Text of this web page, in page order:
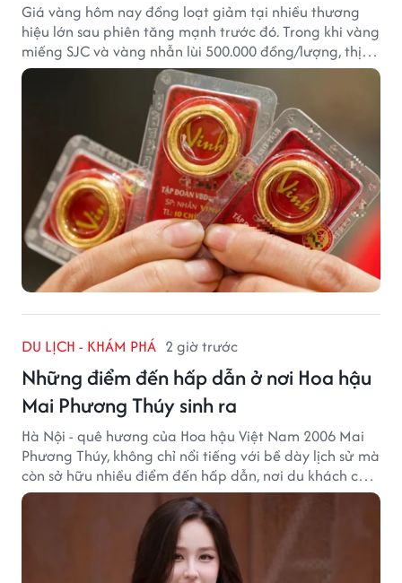
Giá vàng hôm nay đồng loạt giảm tại nhiều thương
hiệu lớn sau phiên tăng mạnh trước đó. Trong khi vàng
miếng SJC và vàng nhẫn lùi 500.000 đồng/lượng, thị
trường vẫn duy trì mặt bằng giá cao, với sự chênh
lệch đáng kể giữa các doanh nghiệp.
DU LỊCH - KHÁM PHÁ 2 giờ trước
Những điểm đến hấp dẫn ở nơi Hoa hậu
Mai Phương Thúy sinh ra
Hà Nội - quê hương của Hoa hậu Việt Nam 2006 Mai
Phương Thúy, không chỉ nổi tiếng với bề dày lịch sử mà
còn sở hữu nhiều điểm đến hấp dẫn, nơi du khách có
thể cảm nhận trọn vẹn vẻ đẹp cổ kính xen lẫn nhịp
sống hiện đại của Thủ đô.